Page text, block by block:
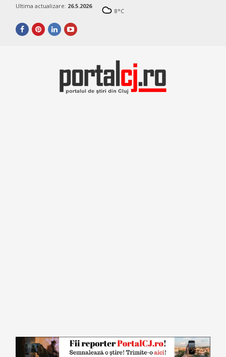
Ultima actualizare: 26.5.2026
8°C